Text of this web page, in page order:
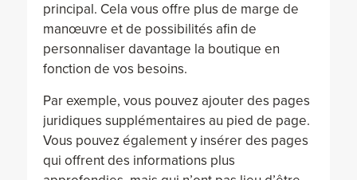
principal. Cela vous offre plus de marge de
manœuvre et de possibilités afin de
personnaliser davantage la boutique en
fonction de vos besoins.
Par exemple, vous pouvez ajouter des pages
juridiques supplémentaires au pied de page.
Vous pouvez également y insérer des pages
qui offrent des informations plus